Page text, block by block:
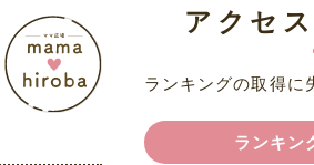
アクセ
ランキングの取得に
ランキン